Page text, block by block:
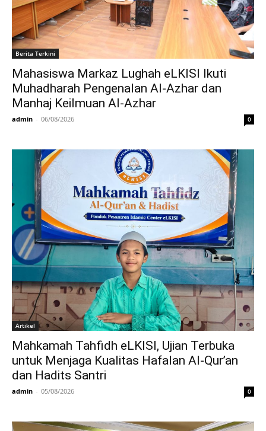
Berita Terkini
Mahasiswa Markaz Lughah eLKISI Ikuti
Muhadharah Pengenalan Al-Azhar dan
Manhaj Keilmuan Al-Azhar
admin - 06/08/2026 0
Artikel
Mahkamah Tahfidh eLKISI, Ujian Terbuka
untuk Menjaga Kualitas Hafalan Al-Qur’an
dan Hadits Santri
admin - 05/08/2026 0